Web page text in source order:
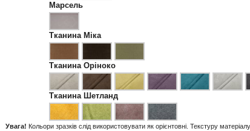
Марсель
Тканина Міка
Тканина Оріноко
Тканина Шетланд
Увага! Кольори зразків слід використовувати як орієнтовні. Текстуру матеріалу